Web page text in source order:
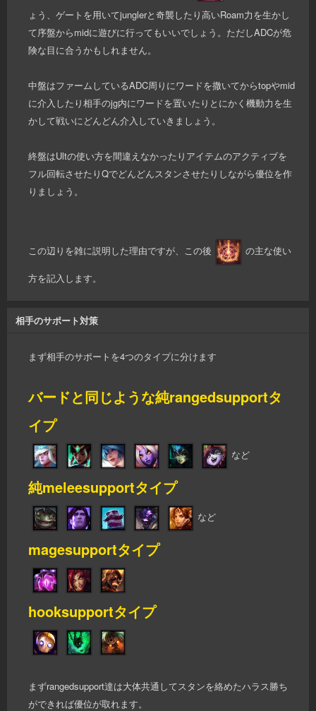
ょう、ゲートを用いてjunglerと奇襲したり高いRoam力を生かし
て序盤からmidに遊びに行ってもいいでしょう。ただしADCが危
険な目に合うかもしれません。
中盤はファームしているADC周りにワードを撒いてからtopやmid
に介入したり相手のjg内にワードを置いたりとにかく機動力を生
かして戦いにどんどん介入していきましょう。
終盤はUltの使い方を間違えなかったりアイテムのアクティブを
フル回転させたりQでどんどんスタンさせたりしながら優位を作
りましょう。
この辺りを雑に説明した理由ですが、この後 の主な使い
方を記入します。
相手のサポート対策
まず相手のサポートを4つのタイプに分けます
バードと同じような純rangedsupportタ
イプ
など
純meleesupportタイプ
など
magesupportタイプ
hooksupportタイプ
まずrangedsupport達は大体共通してスタンを絡めたハラス勝ち
ができれば優位が取れます。